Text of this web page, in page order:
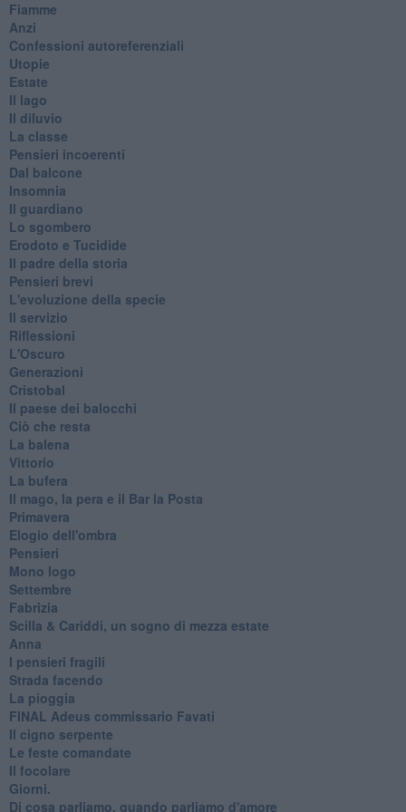
Fiamme
Anzi
Confessioni autoreferenziali
Utopie
Estate
Il lago
Il diluvio
La classe
Pensieri incoerenti
Dal balcone
Insomnia
Il guardiano
Lo sgombero
Erodoto e Tucidide
Il padre della storia
Pensieri brevi
L'evoluzione della specie
Il servizio
Riflessioni
L'Oscuro
Generazioni
Cristobal
Il paese dei balocchi
Ciò che resta
La balena
Vittorio
La bufera
Il mago, la pera e il Bar la Posta
Primavera
Elogio dell'ombra
Pensieri
Mono logo
Settembre
Fabrizia
​Scilla & Cariddi, un sogno di mezza estate
Anna
I pensieri fragili
Strada facendo
La pioggia
FINAL Adeus commissario Favati
Il cigno serpente
Le feste comandate
Il focolare
Giorni.
Di cosa parliamo, quando parliamo d'amore